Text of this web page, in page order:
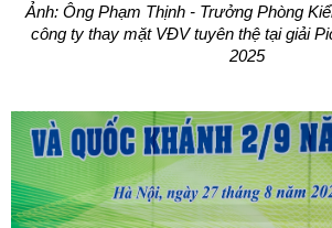
Ảnh: Ông Phạm Thịnh - Trưởng Phòng
công ty thay mặt VĐV tuyên thệ tại giải
2025